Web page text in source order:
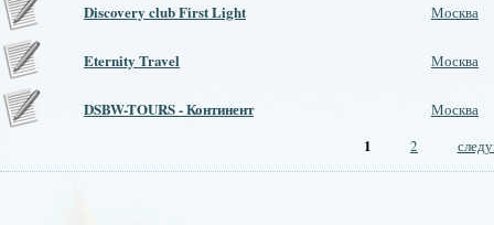
Discovery club First Light Москва
Eternity Travel Москва
DSBW-TOURS - Континент Москва
1 2